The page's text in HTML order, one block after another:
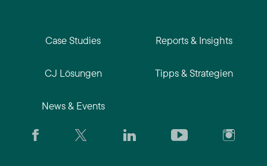
Case Studies
CJ Lösungen
News & Events
Reports & Insights
Tipps & Strategien